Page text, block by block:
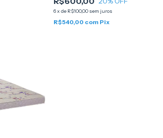
6x de R$100,00 sem juros
R$540,00 com Pix